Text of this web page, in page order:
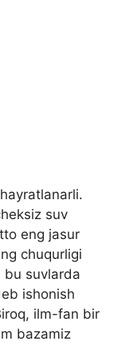
suv
eng jasur
chuqurligi
bu suvlarda
ishonish
ilm-fan bir
bazamiz